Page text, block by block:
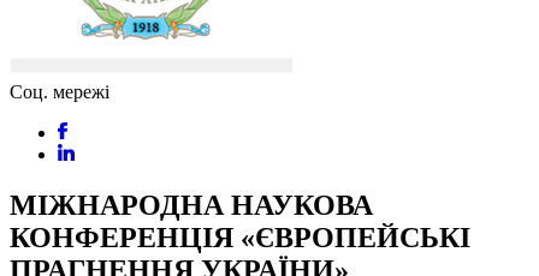
Соц. мережі
МІЖНАРОДНА НАУКОВА
КОНФЕРЕНЦІЯ «ЄВРОПЕЙСЬКІ